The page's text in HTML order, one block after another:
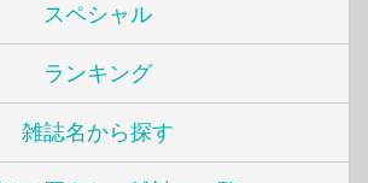
スペシャル
ランキング
雑誌名から探す